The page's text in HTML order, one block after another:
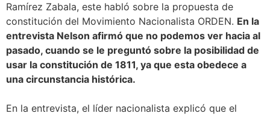
Ramírez Zabala, este habló sobre la propuesta de
constitución del Movimiento Nacionalista ORDEN. En la
entrevista Nelson afirmó que no podemos ver hacia al
pasado, cuando se le preguntó sobre la posibilidad de
usar la constitución de 1811, ya que esta obedece a
una circunstancia histórica.
En la entrevista, el líder nacionalista explicó que el